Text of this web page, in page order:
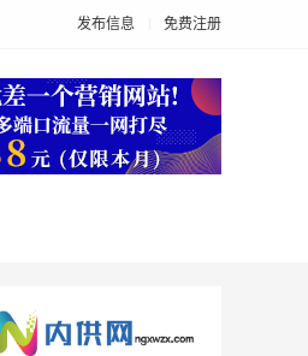
发布信息 免费注册